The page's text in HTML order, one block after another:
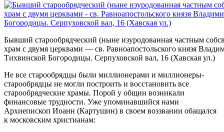
Бывший старообрядческий (ныне изуродованная частным
храм с двумя церквами — св. Равноапостольского князя
Тихвинской Богородицы. Серпуховской вал, 16 (Хавская ул.)
Не все старообрядцы были миллионерами и миллионеры-
старообрядцы не могли построить и восстановить все
старообрядческие храмы. Порой у общин возникали
финансовые трудности. Уже упоминавшийся нами
Архиепископ Иоанн (Картушин) в своем воззвании обащался
к московским христианам: